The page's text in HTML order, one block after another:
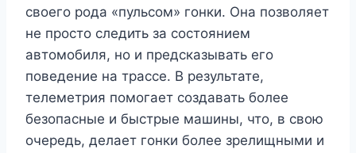
своего рода «пульсом» гонки. Она позволяет
не просто следить за состоянием
автомобиля, но и предсказывать его
поведение на трассе. В результате,
телеметрия помогает создавать более
безопасные и быстрые машины, что, в свою
очередь, делает гонки более зрелищными и